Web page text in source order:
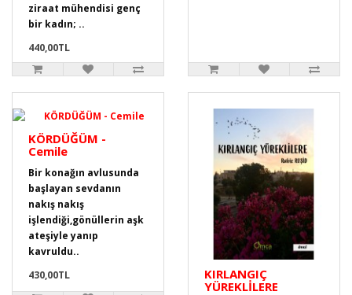
ziraat mühendisi genç
bir kadın; ..
440,00TL
KÖRDÜĞÜM -
Cemile
Bir konağın avlusunda
başlayan sevdanın
nakış nakış
işlendiği,gönüllerin aşk
ateşiyle yanıp
kavruldu..
430,00TL
KIRLANGIÇ
YÜREKLİLERE